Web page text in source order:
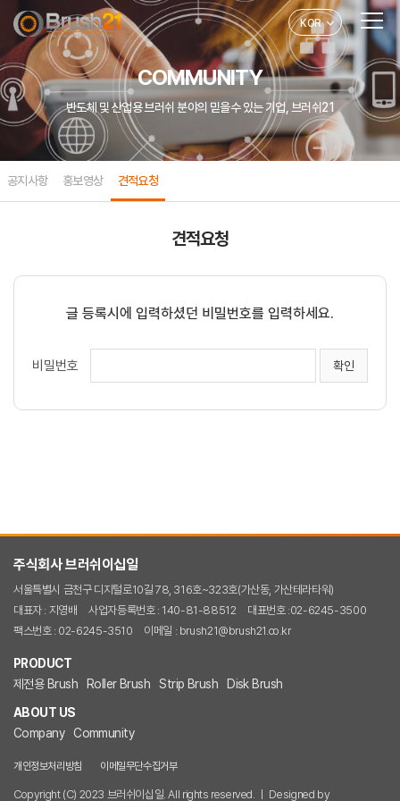
KOR
COMMUNITY
반도체 및 산업용 브러쉬 분야의 믿을수 있는 기업, 브러쉬21
공지사항 홍보영상 견적요청
견적요청
글 등록시에 입력하셨던 비밀번호를 입력하세요.
비밀번호
주식회사 브러쉬이십일
서울특별시 금천구 디지털로10길 78, 316호~323호(가산동, 가산테라타워)
대표자 : 지영배
사업자등록번호 : 140-81-88512
대표번호 :02-6245-3500
팩스번호 : 02-6245-3510
이메일 : brush21@brush21.co.kr
PRODUCT
제전용 Brush
Roller Brush Strip Brush
Disk Brush
ABOUT US
Company
Community
개인정보처리방침 이메일무단수집거부
Copyright (C) 2023 브러쉬이십일. All rights reserved. ㅣ Designed by